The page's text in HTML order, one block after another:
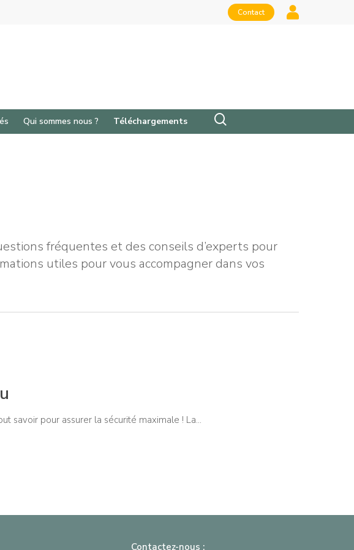
Contact
Qui sommes nous ? Téléchargements
fréquentes et des conseils d’experts pour
utiles pour vous accompagner dans vos
savoir pour assurer la sécurité maximale ! La…
Contactez-nous :